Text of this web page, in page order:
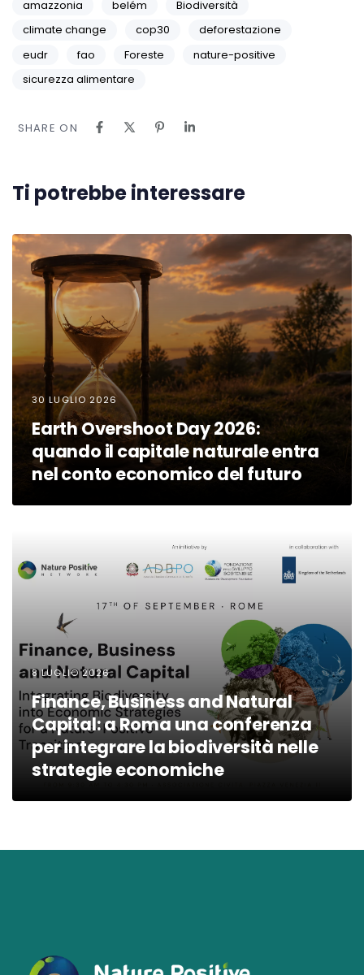
amazzonia
belém
Biodiversità
climate change
cop30
deforestazione
eudr
fao Foreste
nature-positive
sicurezza alimentare
SHARE ON
Ti potrebbe interessare
30 LUGLIO 2026
Earth Overshoot Day 2026:
quando il capitale naturale entra
nel conto economico del futuro
8 LUGLIO 2026
Finance, Business and Natural
Capital: a Roma una conferenza
per integrare la biodiversità nelle
strategie economiche